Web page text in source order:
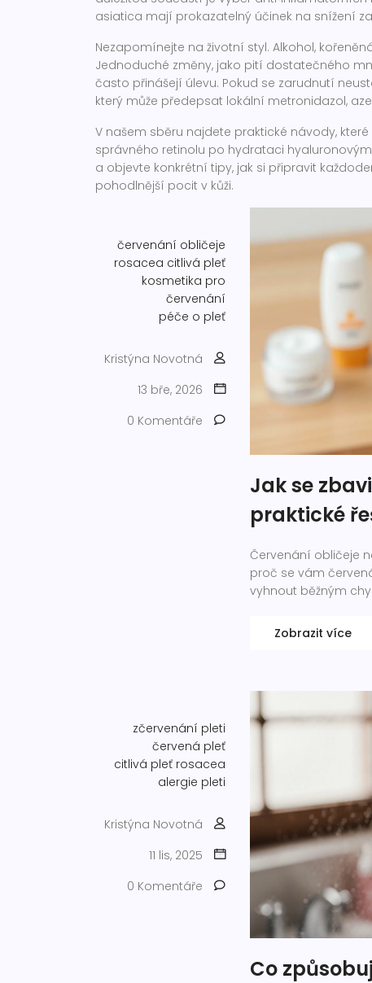
asiatica mají prokazatelný účinek na snížení
Nezapomínejte na životní styl. Alkohol,
Jednoduché změny, jako pití dostatečného
často přinášejí úlevu. Pokud se zarudnutí
který může předepsat lokální metronidazol,
V našem sběru najdete praktické návody,
správného retinolu po hydrataci
a objevte konkrétní tipy, jak si připravit
pohodlnější pocit v kůži.
červenání obličeje
rosacea citlivá pleť
kosmetika pro
červenání
péče o pleť
Kristýna Novotná
13 bře, 2026
0 Komentáře
Jak se
praktické
Červenání obličeje
proč se vám
vyhnout běžným
Zobrazit více
zčervenání pleti
červená pleť
citlivá pleť rosacea
alergie pleti
Kristýna Novotná
11 lis, 2025
0 Komentáře
Co